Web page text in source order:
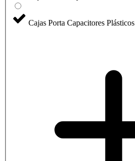
Cajas Porta Capacitores Plásticos